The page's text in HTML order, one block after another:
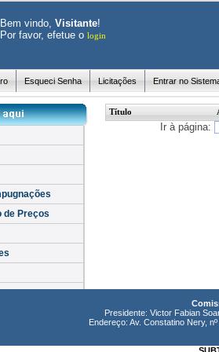
Bem vindo, Visitante!
Por favor, efetue o login
Esqueci Senha Licitações Entrar no
de Preços
Título
Ir à página:
Presidente: Victor Fabian
Endereço: Av. Constatino Nery,